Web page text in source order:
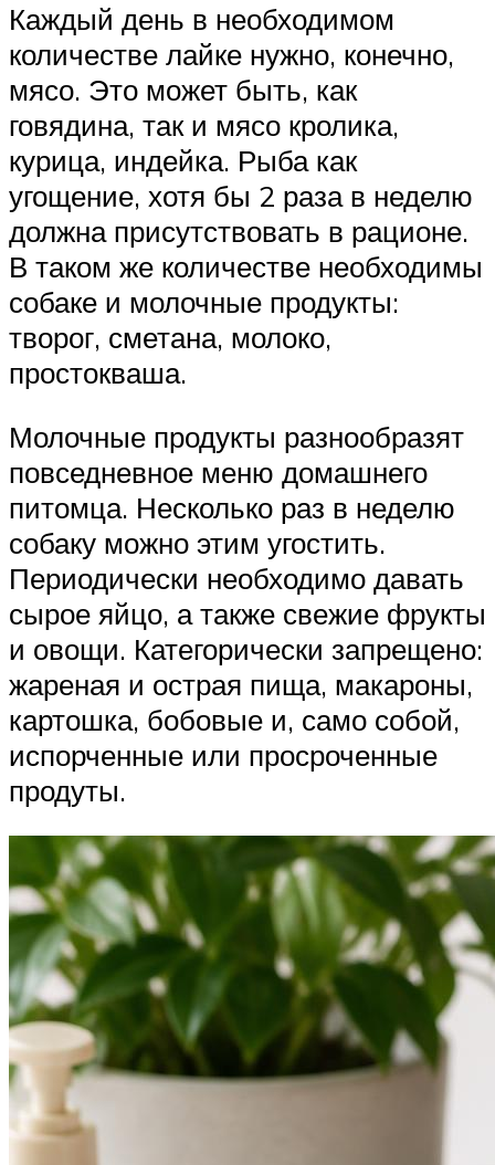
Каждый день в необходимом
количестве лайке нужно, конечно,
мясо. Это может быть, как
говядина, так и мясо кролика,
курица, индейка. Рыба как
угощение, хотя бы 2 раза в неделю
должна присутствовать в рационе.
В таком же количестве необходимы
собаке и молочные продукты:
творог, сметана, молоко,
простокваша.
Молочные продукты разнообразят
повседневное меню домашнего
питомца. Несколько раз в неделю
собаку можно этим угостить.
Периодически необходимо давать
сырое яйцо, а также свежие фрукты
и овощи. Категорически запрещено:
жареная и острая пища, макароны,
картошка, бобовые и, само собой,
испорченные или просроченные
продуты.